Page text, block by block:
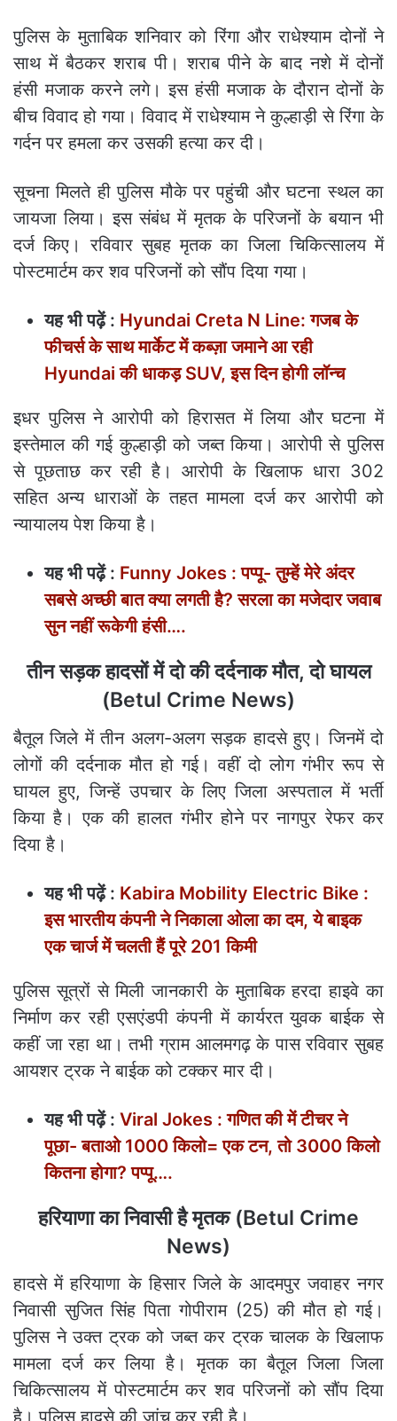
पुलिस के मुताबिक शनिवार को रिंगा और राधेश्याम दोनों ने
साथ में बैठकर शराब पी। शराब पीने के बाद नशे में दोनों
हंसी मजाक करने लगे। इस हंसी मजाक के दौरान दोनों के
बीच विवाद हो गया। विवाद में राधेश्याम ने कुल्हाड़ी से रिंगा के
गर्दन पर हमला कर उसकी हत्या कर दी।
सूचना मिलते ही पुलिस मौके पर पहुंची और घटना स्थल का
जायजा लिया। इस संबंध में मृतक के परिजनों के बयान भी
दर्ज किए। रविवार सुबह मृतक का जिला चिकित्सालय में
पोस्टमार्टम कर शव परिजनों को सौंप दिया गया।
यह भी पढ़ें : Hyundai Creta N Line: गजब के
फीचर्स के साथ मार्केट में कब्ज़ा जमाने आ रही
Hyundai की धाकड़ SUV, इस दिन होगी लॉन्च
इधर पुलिस ने आरोपी को हिरासत में लिया और घटना में
इस्तेमाल की गई कुल्हाड़ी को जब्त किया। आरोपी से पुलिस
से पूछताछ कर रही है। आरोपी के खिलाफ धारा 302
सहित अन्य धाराओं के तहत मामला दर्ज कर आरोपी को
न्यायालय पेश किया है।
यह भी पढ़ें : Funny Jokes : पप्पू- तुम्हें मेरे अंदर
सबसे अच्छी बात क्या लगती है? सरला का मजेदार जवाब
सुन नहीं रूकेगी हंसी….
तीन सड़क हादसों में दो की दर्दनाक मौत, दो घायल
(Betul Crime News)
बैतूल जिले में तीन अलग-अलग सड़क हादसे हुए। जिनमें दो
लोगों की दर्दनाक मौत हो गई। वहीं दो लोग गंभीर रूप से
घायल हुए, जिन्हें उपचार के लिए जिला अस्पताल में भर्ती
किया है। एक की हालत गंभीर होने पर नागपुर रेफर कर
दिया है।
यह भी पढ़ें : Kabira Mobility Electric Bike :
इस भारतीय कंपनी ने निकाला ओला का दम, ये बाइक
एक चार्ज में चलती हैं पूरे 201 किमी
पुलिस सूत्रों से मिली जानकारी के मुताबिक हरदा हाइवे का
निर्माण कर रही एसएंडपी कंपनी में कार्यरत युवक बाईक से
कहीं जा रहा था। तभी ग्राम आलमगढ़ के पास रविवार सुबह
आयशर ट्रक ने बाईक को टक्कर मार दी।
यह भी पढ़ें : Viral Jokes : गणित की में टीचर ने
पूछा- बताओ 1000 किलो= एक टन, तो 3000 किलो
कितना होगा? पप्पू….
हरियाणा का निवासी है मृतक (Betul Crime
News)
हादसे में हरियाणा के हिसार जिले के आदमपुर जवाहर नगर
निवासी सुजित सिंह पिता गोपीराम (25) की मौत हो गई।
पुलिस ने उक्त ट्रक को जब्त कर ट्रक चालक के खिलाफ
मामला दर्ज कर लिया है। मृतक का बैतूल जिला जिला
चिकित्सालय में पोस्टमार्टम कर शव परिजनों को सौंप दिया